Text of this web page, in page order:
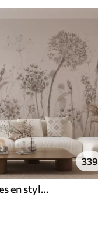
339
Pissenlits et fleurs sauvages en style aquarelle